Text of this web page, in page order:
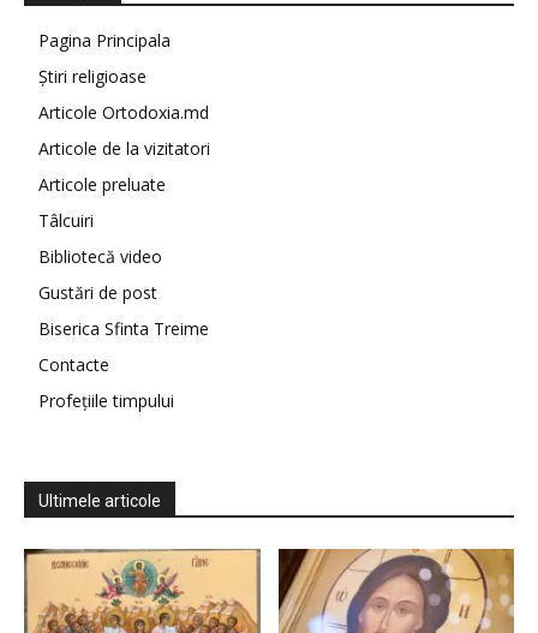
Pagina Principala
Știri religioase
Articole Ortodoxia.md
Articole de la vizitatori
Articole preluate
Tâlcuiri
Bibliotecă video
Gustări de post
Biserica Sfinta Treime
Contacte
Profețiile timpului
Ultimele articole